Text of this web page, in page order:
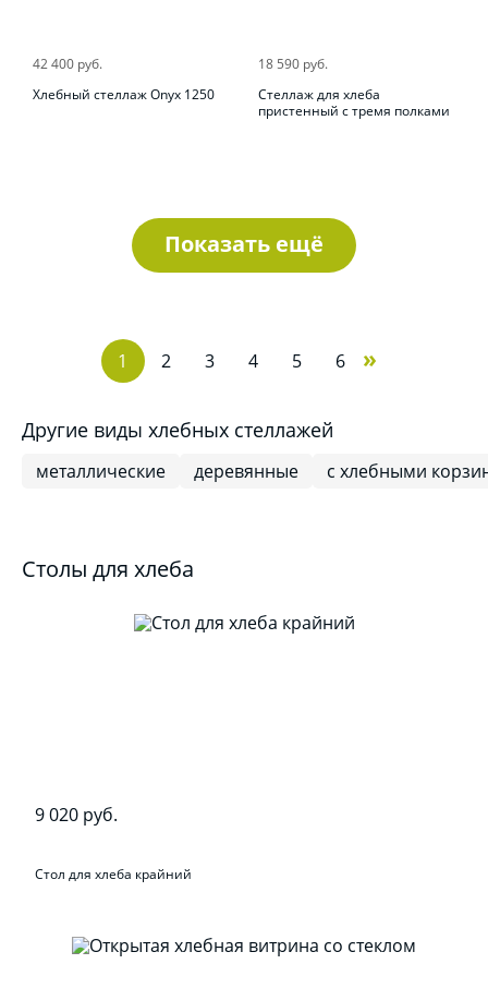
42 400 руб.
Хлебный стеллаж Onyx 1250
18 590 руб.
Стеллаж для хлеба
пристенный с тремя полками
Показать ещё
1 2 3 4 5 6 »
Другие виды хлебных стеллажей
металлические деревянные с хлебными
Столы для хлеба
9 020 руб.
Стол для хлеба крайний